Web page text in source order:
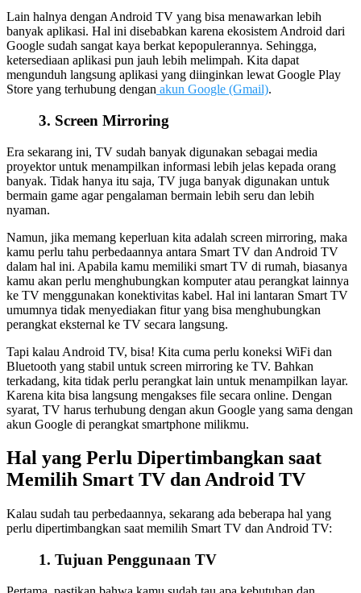
Lain halnya dengan Android TV yang bisa menawarkan lebih
banyak aplikasi. Hal ini disebabkan karena ekosistem Android dari
Google sudah sangat kaya berkat kepopulerannya. Sehingga,
ketersediaan aplikasi pun jauh lebih melimpah. Kita dapat
mengunduh langsung aplikasi yang diinginkan lewat Google Play
Store yang terhubung dengan akun Google (Gmail).
3. Screen Mirroring
Era sekarang ini, TV sudah banyak digunakan sebagai media
proyektor untuk menampilkan informasi lebih jelas kepada orang
banyak. Tidak hanya itu saja, TV juga banyak digunakan untuk
bermain game agar pengalaman bermain lebih seru dan lebih
nyaman.
Namun, jika memang keperluan kita adalah screen mirroring, maka
kamu perlu tahu perbedaannya antara Smart TV dan Android TV
dalam hal ini. Apabila kamu memiliki smart TV di rumah, biasanya
kamu akan perlu menghubungkan komputer atau perangkat lainnya
ke TV menggunakan konektivitas kabel. Hal ini lantaran Smart TV
umumnya tidak menyediakan fitur yang bisa menghubungkan
perangkat eksternal ke TV secara langsung.
Tapi kalau Android TV, bisa! Kita cuma perlu koneksi WiFi dan
Bluetooth yang stabil untuk screen mirroring ke TV. Bahkan
terkadang, kita tidak perlu perangkat lain untuk menampilkan layar.
Karena kita bisa langsung mengakses file secara online. Dengan
syarat, TV harus terhubung dengan akun Google yang sama dengan
akun Google di perangkat smartphone milikmu.
Hal yang Perlu Dipertimbangkan saat
Memilih Smart TV dan Android TV
Kalau sudah tau perbedaannya, sekarang ada beberapa hal yang
perlu dipertimbangkan saat memilih Smart TV dan Android TV:
1. Tujuan Penggunaan TV